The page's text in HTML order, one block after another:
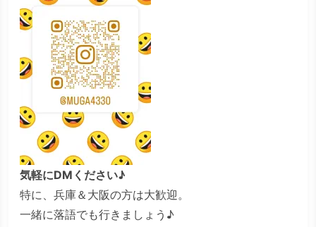
気軽にDMください♪
特に、兵庫＆大阪の方は大歓迎。
一緒に落語でも行きましょう♪